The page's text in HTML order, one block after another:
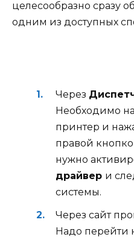
целесообразно сразу
одним из доступных
Через
Необходимо
принтер и
правой
нужно
драйвер и
системы.
Через сайт
Надо перейти